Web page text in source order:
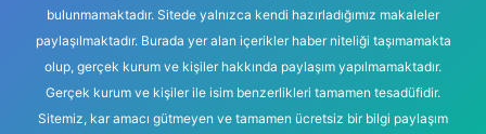
bulunmamaktadır. Sitede yalnızca kendi hazırladığımız makaleler
paylaşılmaktadır. Burada yer alan içerikler haber niteliği taşımamakta
olup, gerçek kurum ve kişiler hakkında paylaşım yapılmamaktadır.
Gerçek kurum ve kişiler ile isim benzerlikleri tamamen tesadüfidir.
Sitemiz, kar amacı gütmeyen ve tamamen ücretsiz bir bilgi paylaşım